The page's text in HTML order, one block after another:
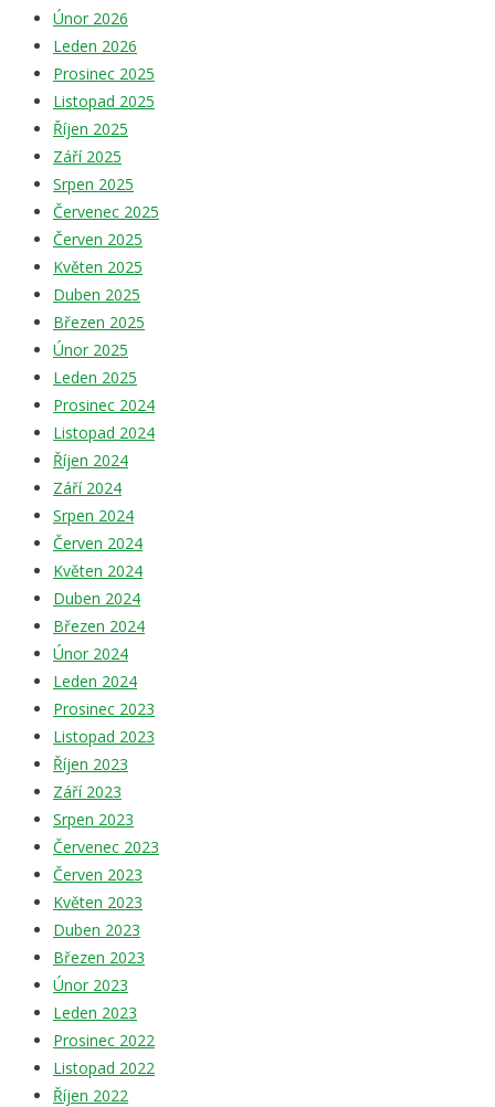
Únor 2026
Leden 2026
Prosinec 2025
Listopad 2025
Říjen 2025
Září 2025
Srpen 2025
Červenec 2025
Červen 2025
Květen 2025
Duben 2025
Březen 2025
Únor 2025
Leden 2025
Prosinec 2024
Listopad 2024
Říjen 2024
Září 2024
Srpen 2024
Červen 2024
Květen 2024
Duben 2024
Březen 2024
Únor 2024
Leden 2024
Prosinec 2023
Listopad 2023
Říjen 2023
Září 2023
Srpen 2023
Červenec 2023
Červen 2023
Květen 2023
Duben 2023
Březen 2023
Únor 2023
Leden 2023
Prosinec 2022
Listopad 2022
Říjen 2022